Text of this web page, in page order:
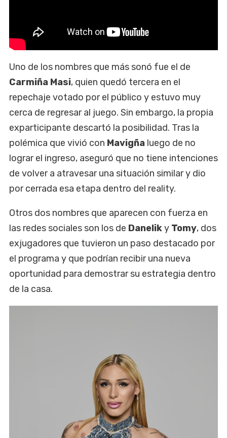
Uno de los nombres que más sonó fue el de
Carmiña Masi, quien quedó tercera en el
repechaje votado por el público y estuvo muy
cerca de regresar al juego. Sin embargo, la propia
exparticipante descartó la posibilidad. Tras la
polémica que vivió con Mavigña luego de no
lograr el ingreso, aseguró que no tiene intenciones
de volver a atravesar una situación similar y dio
por cerrada esa etapa dentro del reality.
Otros dos nombres que aparecen con fuerza en
las redes sociales son los de Daneliky Tomy, dos
exjugadores que tuvieron un paso destacado por
el programa y que podrían recibir una nueva
oportunidad para demostrar su estrategia dentro
de la casa.